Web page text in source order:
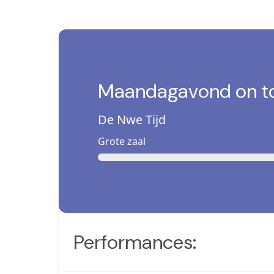
Maandagavond on
De Nwe Tijd
Grote zaal
Performances: